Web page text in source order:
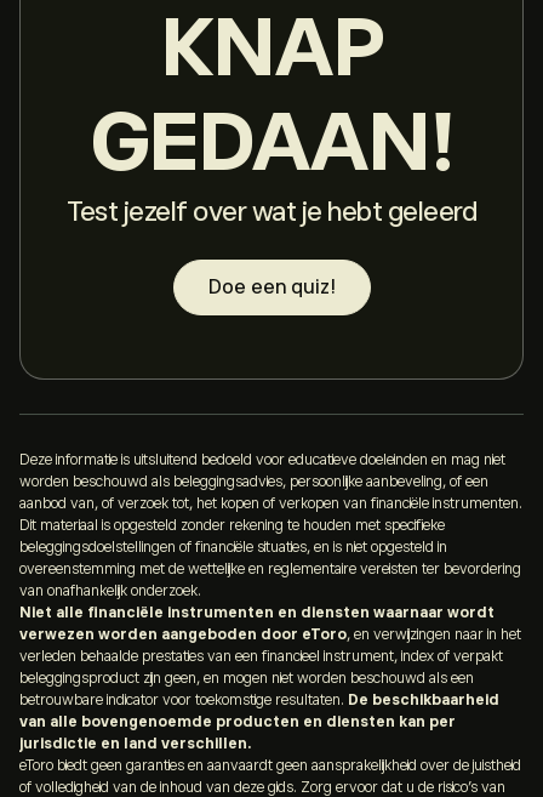
KNAP
GEDAAN!
Test jezelf over wat je hebt geleerd
Doe een quiz!
Deze informatie is uitsluitend bedoeld voor educatieve doeleinden en mag niet
worden beschouwd als beleggingsadvies, persoonlijke aanbeveling, of een
aanbod van, of verzoek tot, het kopen of verkopen van financiële instrumenten.
Dit materiaal is opgesteld zonder rekening te houden met specifieke
beleggingsdoelstellingen of financiële situaties, en is niet opgesteld in
overeenstemming met de wettelijke en reglementaire vereisten ter bevordering
van onafhankelijk onderzoek.
Niet alle financiële instrumenten en diensten waarnaar wordt
verwezen worden aangeboden door eToro, en verwijzingen naar in het
verleden behaalde prestaties van een financieel instrument, index of verpakt
beleggingsproduct zijn geen, en mogen niet worden beschouwd als een
betrouwbare indicator voor toekomstige resultaten. De beschikbaarheid
van alle bovengenoemde producten en diensten kan per
jurisdictie en land verschillen.
eToro biedt geen garanties en aanvaardt geen aansprakelijkheid over de juistheid
of volledigheid van de inhoud van deze gids. Zorg ervoor dat u de risico’s van